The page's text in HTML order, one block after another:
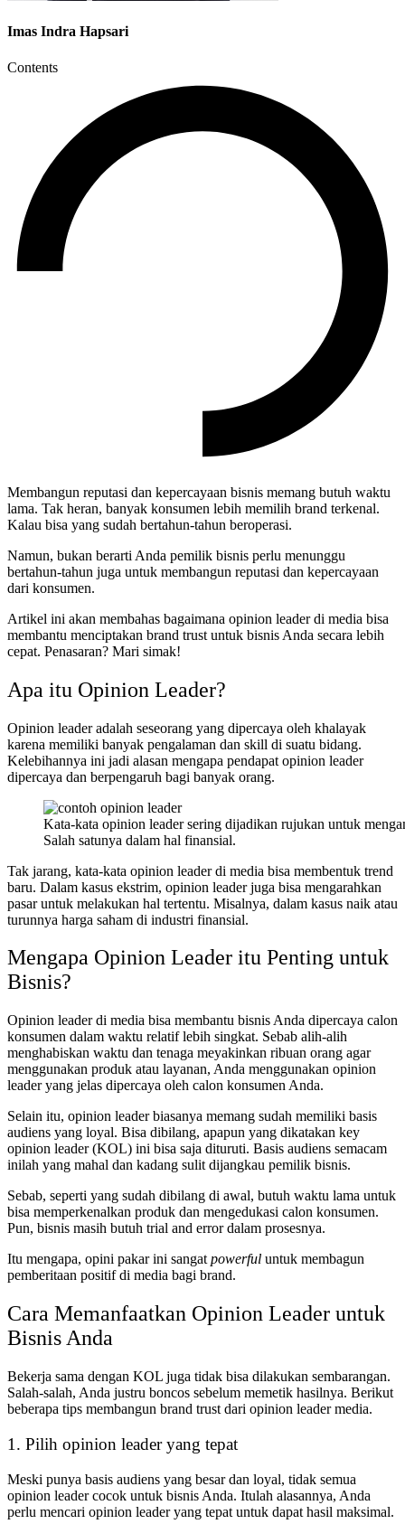
Imas Indra Hapsari
Contents
Membangun reputasi dan kepercayaan bisnis memang butuh waktu
lama. Tak heran, banyak konsumen lebih memilih brand terkenal.
Kalau bisa yang sudah bertahun-tahun beroperasi.
Namun, bukan berarti Anda pemilik bisnis perlu menunggu
bertahun-tahun juga untuk membangun reputasi dan kepercayaan
dari konsumen.
Artikel ini akan membahas bagaimana opinion leader di media bisa
membantu menciptakan brand trust untuk bisnis Anda secara lebih
cepat. Penasaran? Mari simak!
Apa itu Opinion Leader?
Opinion leader adalah seseorang yang dipercaya oleh khalayak
karena memiliki banyak pengalaman dan skill di suatu bidang.
Kelebihannya ini jadi alasan mengapa pendapat opinion leader
dipercaya dan berpengaruh bagi banyak orang.
Kata-kata opinion leader sering dijadikan rujukan untuk
Salah satunya dalam hal finansial.
Tak jarang, kata-kata opinion leader di media bisa membentuk trend
baru. Dalam kasus ekstrim, opinion leader juga bisa mengarahkan
pasar untuk melakukan hal tertentu. Misalnya, dalam kasus naik atau
turunnya harga saham di industri finansial.
Mengapa Opinion Leader itu Penting untuk
Bisnis?
Opinion leader di media bisa membantu bisnis Anda dipercaya calon
konsumen dalam waktu relatif lebih singkat. Sebab alih-alih
menghabiskan waktu dan tenaga meyakinkan ribuan orang agar
menggunakan produk atau layanan, Anda menggunakan opinion
leader yang jelas dipercaya oleh calon konsumen Anda.
Selain itu, opinion leader biasanya memang sudah memiliki basis
audiens yang loyal. Bisa dibilang, apapun yang dikatakan key
opinion leader (KOL) ini bisa saja dituruti. Basis audiens semacam
inilah yang mahal dan kadang sulit dijangkau pemilik bisnis.
Sebab, seperti yang sudah dibilang di awal, butuh waktu lama untuk
bisa memperkenalkan produk dan mengedukasi calon konsumen.
Pun, bisnis masih butuh trial and error dalam prosesnya.
Itu mengapa, opini pakar ini sangat powerful untuk membagun
pemberitaan positif di media bagi brand.
Cara Memanfaatkan Opinion Leader untuk
Bisnis Anda
Bekerja sama dengan KOL juga tidak bisa dilakukan sembarangan.
Salah-salah, Anda justru boncos sebelum memetik hasilnya. Berikut
beberapa tips membangun brand trust dari opinion leader media.
1. Pilih opinion leader yang tepat
Meski punya basis audiens yang besar dan loyal, tidak semua
opinion leader cocok untuk bisnis Anda. Itulah alasannya, Anda
perlu mencari opinion leader yang tepat untuk dapat hasil maksimal.